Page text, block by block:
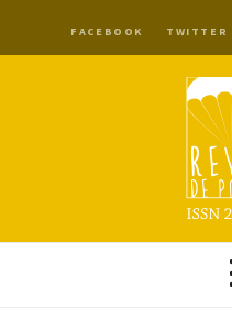
FACEBOOK TWITTER